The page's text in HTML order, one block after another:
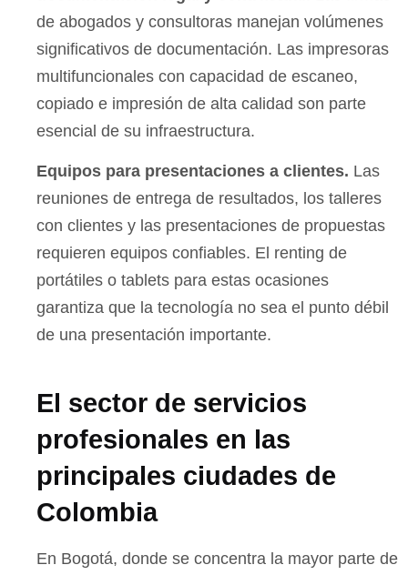
de abogados y consultoras manejan volúmenes
significativos de documentación. Las impresoras
multifuncionales con capacidad de escaneo,
copiado e impresión de alta calidad son parte
esencial de su infraestructura.
Equipos para presentaciones a clientes. Las
reuniones de entrega de resultados, los talleres
con clientes y las presentaciones de propuestas
requieren equipos confiables. El renting de
portátiles o tablets para estas ocasiones
garantiza que la tecnología no sea el punto débil
de una presentación importante.
El sector de servicios
profesionales en las
principales ciudades de
Colombia
En Bogotá, donde se concentra la mayor parte de